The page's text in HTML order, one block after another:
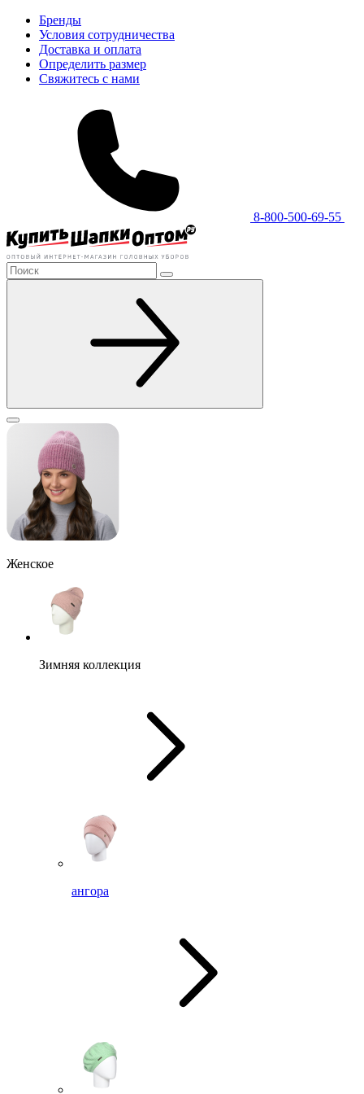
Бренды
Условия сотрудничества
Доставка и оплата
Определить размер
Свяжитесь с нами
8-800-500-69-55
Женское
Зимняя коллекция
ангора